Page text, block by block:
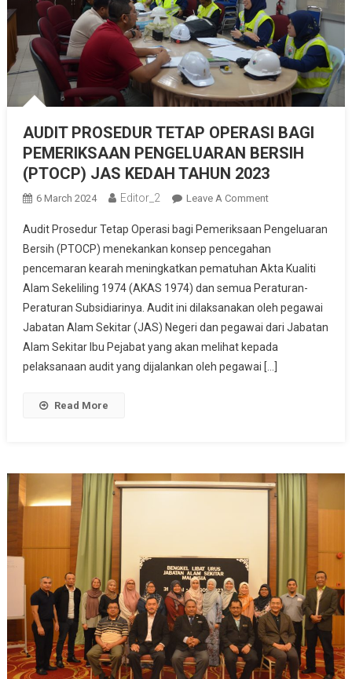
AUDIT PROSEDUR TETAP OPERASI BAGI
PEMERIKSAAN PENGELUARAN BERSIH
(PTOCP) JAS KEDAH TAHUN 2023
6 March 2024 Editor_2 Leave A CommentOn
PROSEDUR
TETAP
OPERASI
BAGI
PEMERIKSAAN
PENGELUARAN
BERSIH
(PTOCP)
Audit Prosedur Tetap Operasi bagi Pemeriksaan Pengeluaran
Bersih (PTOCP) menekankan konsep pencegahan
pencemaran kearah meningkatkan pematuhan Akta Kualiti
Alam Sekeliling 1974 (AKAS 1974) dan semua Peraturan-
Peraturan Subsidiarinya. Audit ini dilaksanakan oleh pegawai
Jabatan Alam Sekitar (JAS) Negeri dan pegawai dari Jabatan
Alam Sekitar Ibu Pejabat yang akan melihat kepada
pelaksanaan audit yang dijalankan oleh pegawai […]
Read More